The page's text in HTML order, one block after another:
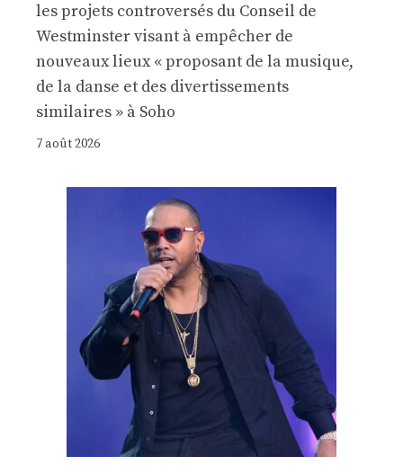
les projets controversés du Conseil de
Westminster visant à empêcher de
nouveaux lieux « proposant de la musique,
de la danse et des divertissements
similaires » à Soho
7 août 2026